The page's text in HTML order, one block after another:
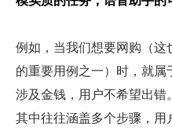
例如，当我们想要网购（
的重要用例之一）时，就
涉及金钱，用户不希望出错
其中往往涵盖多个步骤，